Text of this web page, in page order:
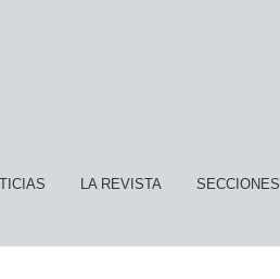
LA REVISTA SECCIONES